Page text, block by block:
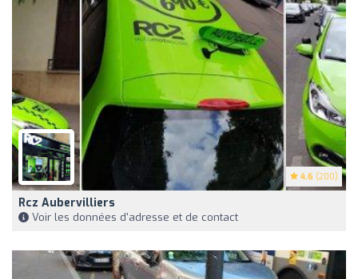
4.6 (200)
Rcz Aubervilliers
Voir les données d'adresse et de contact